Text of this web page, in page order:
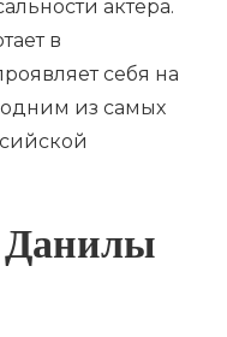
актера.
в
себя на
из самых